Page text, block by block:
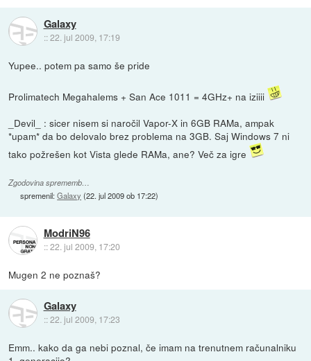
Galaxy
::22. jul 2009, 17:19
Yupee.. potem pa samo še pride
Prolimatech Megahalems + San Ace 1011 = 4GHz+ na iziiii
_Devil_ : sicer nisem si naročil Vapor-X in 6GB RAMa, ampak
*upam* da bo delovalo brez problema na 3GB. Saj Windows 7 ni
tako požrešen kot Vista glede RAMa, ane? Več za igre
Zgodovina sprememb…
spremenil:Galaxy (22. jul 2009 ob 17:22)
ModriN96
::22. jul 2009, 17:20
Mugen 2 ne poznaš?
Galaxy
::22. jul 2009, 17:23
Emm.. kako da ga nebi poznal, če imam na trenutnem računalniku